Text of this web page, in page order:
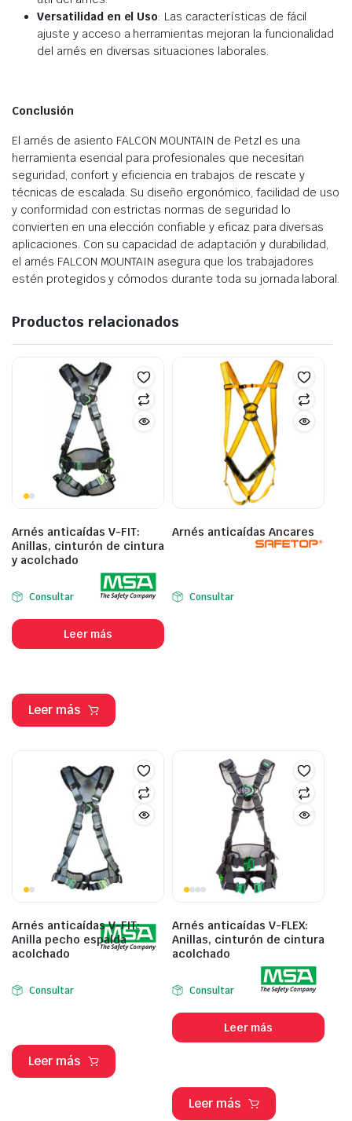
Versatilidad en el Uso: Las características de fácil
ajuste y acceso a herramientas mejoran la funcionalidad
del arnés en diversas situaciones laborales.
Conclusión
El arnés de asiento FALCON MOUNTAIN de Petzl es una
herramienta esencial para profesionales que necesitan
seguridad, confort y eficiencia en trabajos de rescate y
técnicas de escalada. Su diseño ergonómico, facilidad de uso
y conformidad con estrictas normas de seguridad lo
convierten en una elección confiable y eficaz para diversas
aplicaciones. Con su capacidad de adaptación y durabilidad,
el arnés FALCON MOUNTAIN asegura que los trabajadores
estén protegidos y cómodos durante toda su jornada laboral.
Productos relacionados
Arnés anticaídas V-FIT:
Anillas, cinturón de cintura
y acolchado
Consultar
Leer más
Leer más
Arnés anticaídas Ancares
Consultar
Arnés anticaídas V-FIT:
Anilla pecho espalda
acolchado
Consultar
Leer más
Arnés anticaídas V-FLEX:
Anillas, cinturón de cintura
acolchado
Consultar
Leer más
Leer más